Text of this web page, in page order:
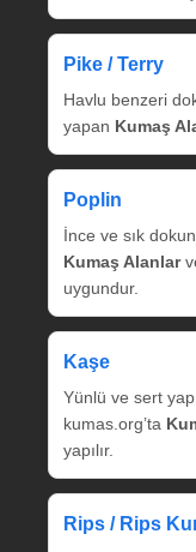
Pike / Terry
Havlu benzeri
yapan Kumaş
Poplin
İnce ve sık
Kumaş Alanlar
uygundur.
Kaşe
Yünlü ve sert
kumas.org’ta
yapılır.
Rips / Rips